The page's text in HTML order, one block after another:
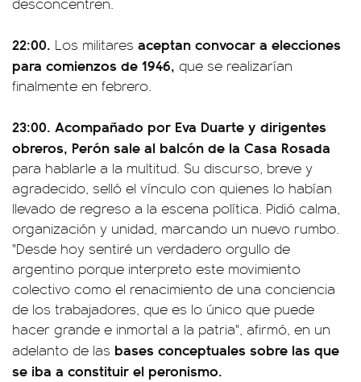
22:00. Los militares aceptan convocar a elecciones
para comienzos de 1946, que se realizarían
finalmente en febrero.
23:00. Acompañado por Eva Duarte y dirigentes
obreros, Perón sale al balcón de la Casa Rosada
para hablarle a la multitud. Su discurso, breve y
agradecido, selló el vínculo con quienes lo habían
llevado de regreso a la escena política. Pidió calma,
organización y unidad, marcando un nuevo rumbo.
"Desde hoy sentiré un verdadero orgullo de
argentino porque interpreto este movimiento
colectivo como el renacimiento de una conciencia
de los trabajadores, que es lo único que puede
hacer grande e inmortal a la patria", afirmó, en un
adelanto de las bases conceptuales sobre las que
se iba a constituir el peronismo.